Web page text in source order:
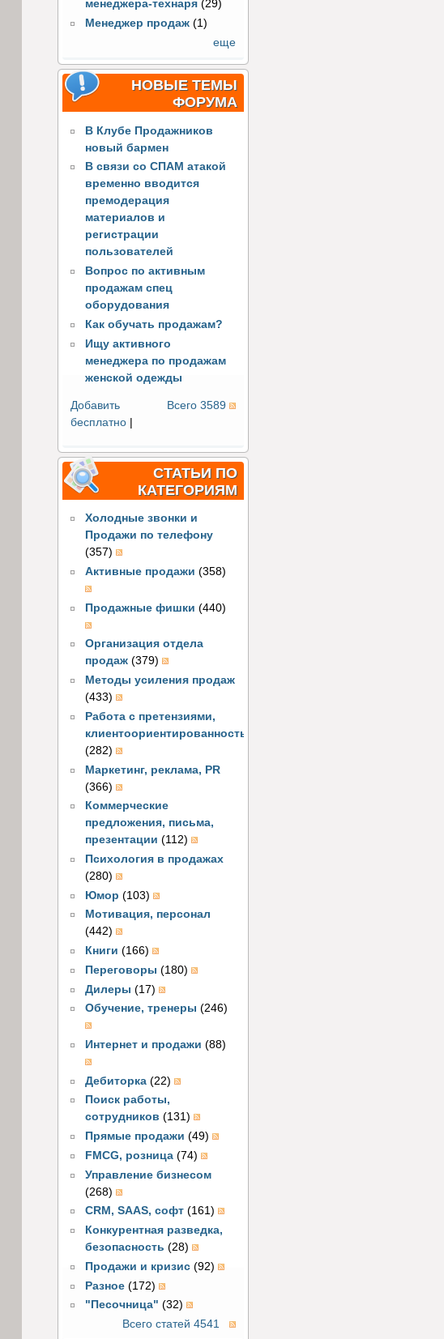
менеджера-технаря (29)
Менеджер продаж (1)
еще
НОВЫЕ ТЕМЫ
ФОРУМА
В Клубе Продажников
новый бармен
В связи со СПАМ атакой
временно вводится
премодерация
материалов и
регистрации
пользователей
Вопрос по активным
продажам спец
оборудования
Как обучать продажам?
Ищу активного
менеджера по продажам
женской одежды
Всего 3589
Добавить
бесплатно|
СТАТЬИ ПО
КАТЕГОРИЯМ
Холодные звонки и
Продажи по телефону
(357)
Активные продажи (358)
Продажные фишки (440)
Организация отдела
продаж (379)
Методы усиления продаж
(433)
Работа с претензиями,
клиентоориентированность
(282)
Маркетинг, реклама, PR
(366)
Коммерческие
предложения, письма,
презентации (112)
Психология в продажах
(280)
Юмор (103)
Мотивация, персонал
(442)
Книги (166)
Переговоры (180)
Дилеры (17)
Обучение, тренеры (246)
Интернет и продажи (88)
Дебиторка (22)
Поиск работы,
сотрудников (131)
Прямые продажи (49)
FMCG, розница (74)
Управление бизнесом
(268)
CRM, SAAS, софт (161)
Конкурентная разведка,
безопасность (28)
Продажи и кризис (92)
Разное (172)
"Песочница" (32)
Всего статей 4541